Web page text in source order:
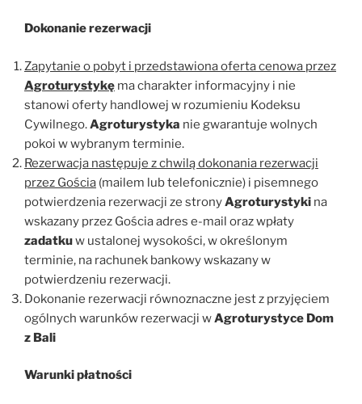
Dokonanie rezerwacji
Zapytanie o pobyt i przedstawiona oferta cenowa przez
Agroturystykę ma charakter informacyjny i nie
stanowi oferty handlowej w rozumieniu Kodeksu
Cywilnego.Agroturystyka nie gwarantuje wolnych
pokoi w wybranym terminie.
Rezerwacja następuje z chwilą dokonania rezerwacji
przez Gościa (mailem lub telefonicznie) i pisemnego
potwierdzenia rezerwacji ze stronyAgroturystyki na
wskazany przez Gościa adres e-mail oraz wpłaty
zadatkuw ustalonej wysokości, w określonym
terminie, na rachunek bankowy wskazany w
potwierdzeniu rezerwacji.
Dokonanie rezerwacji równoznaczne jest z przyjęciem
ogólnych warunków rezerwacji wAgroturystyce Dom
z Bali
Warunki płatności